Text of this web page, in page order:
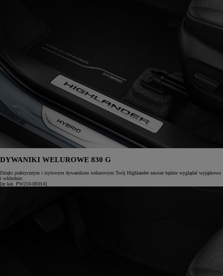
DYWANIKI WELUROWE 830 G
Dzięki praktycznym i stylowym dywanikom welurowym Twój Highlander zawsze będzie wyglądać wyjątkowo
i schludnie.
[nr kat. PW210-0E014]